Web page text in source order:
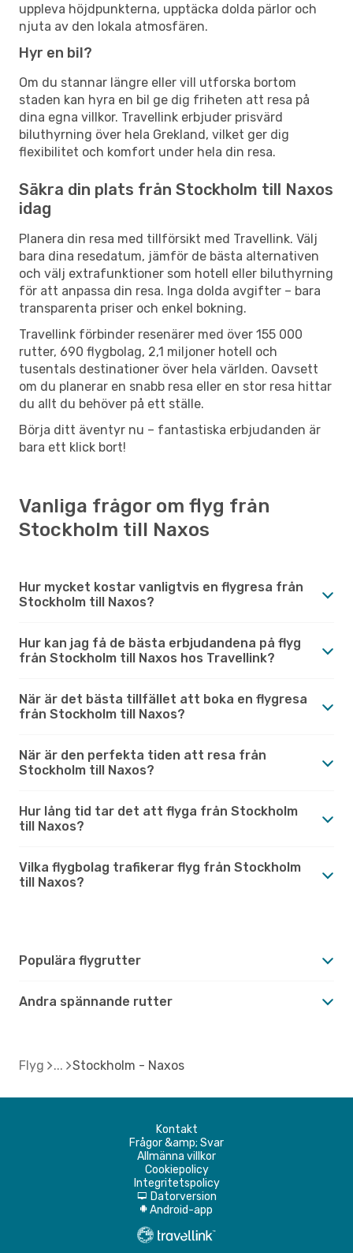
uppleva höjdpunkterna, upptäcka dolda pärlor och
njuta av den lokala atmosfären.
Hyr en bil?
Om du stannar längre eller vill utforska bortom
staden kan hyra en bil ge dig friheten att resa på
dina egna villkor. Travellink erbjuder prisvärd
biluthyrning över hela Grekland, vilket ger dig
flexibilitet och komfort under hela din resa.
Säkra din plats från Stockholm till Naxos
idag
Planera din resa med tillförsikt med Travellink. Välj
bara dina resedatum, jämför de bästa alternativen
och välj extrafunktioner som hotell eller biluthyrning
för att anpassa din resa. Inga dolda avgifter – bara
transparenta priser och enkel bokning.
Travellink förbinder resenärer med över 155 000
rutter, 690 flygbolag, 2,1 miljoner hotell och
tusentals destinationer över hela världen. Oavsett
om du planerar en snabb resa eller en stor resa hittar
du allt du behöver på ett ställe.
Börja ditt äventyr nu – fantastiska erbjudanden är
bara ett klick bort!
Vanliga frågor om flyg från
Stockholm till Naxos
Hur mycket kostar vanligtvis en flygresa från
Stockholm till Naxos?
Hur kan jag få de bästa erbjudandena på flyg
från Stockholm till Naxos hos Travellink?
När är det bästa tillfället att boka en flygresa
från Stockholm till Naxos?
När är den perfekta tiden att resa från
Stockholm till Naxos?
Hur lång tid tar det att flyga från Stockholm
till Naxos?
Vilka flygbolag trafikerar flyg från Stockholm
till Naxos?
Populära flygrutter
Andra spännande rutter
Flyg Stockholm - Naxos
Kontakt
Frågor &amp; Svar
Allmänna villkor
Cookiepolicy
Integritetspolicy
d Datorversion
A Android-app